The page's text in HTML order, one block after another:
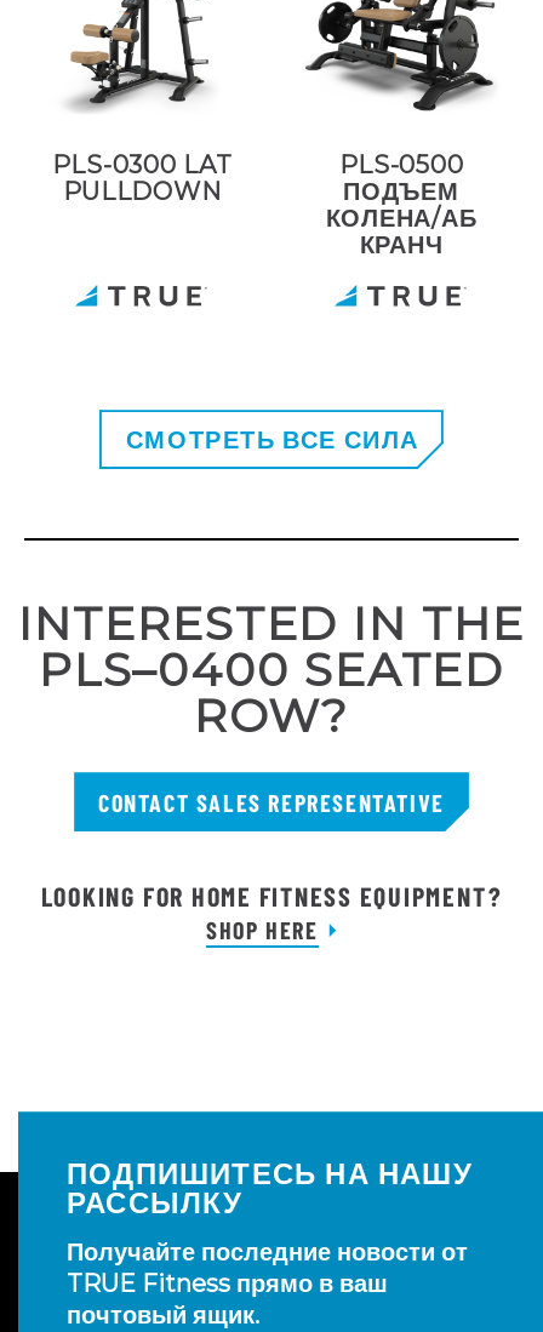
PLS-0300 LAT
PULLDOWN
PLS-0500
ПОДЪЕМ
КОЛЕНА/АБ
КРАНЧ
СМОТРЕТЬ ВСЕ СИЛА
INTERESTED IN THE
PLS–0400 SEATED
ROW?
CONTACT SALES REPRESENTATIVE
LOOKING FOR HOME FITNESS EQUIPMENT?
SHOP HERE
ПОДПИШИТЕСЬ НА НАШУ
РАССЫЛКУ
Получайте последние новости от
TRUE Fitness прямо в ваш
почтовый ящик.